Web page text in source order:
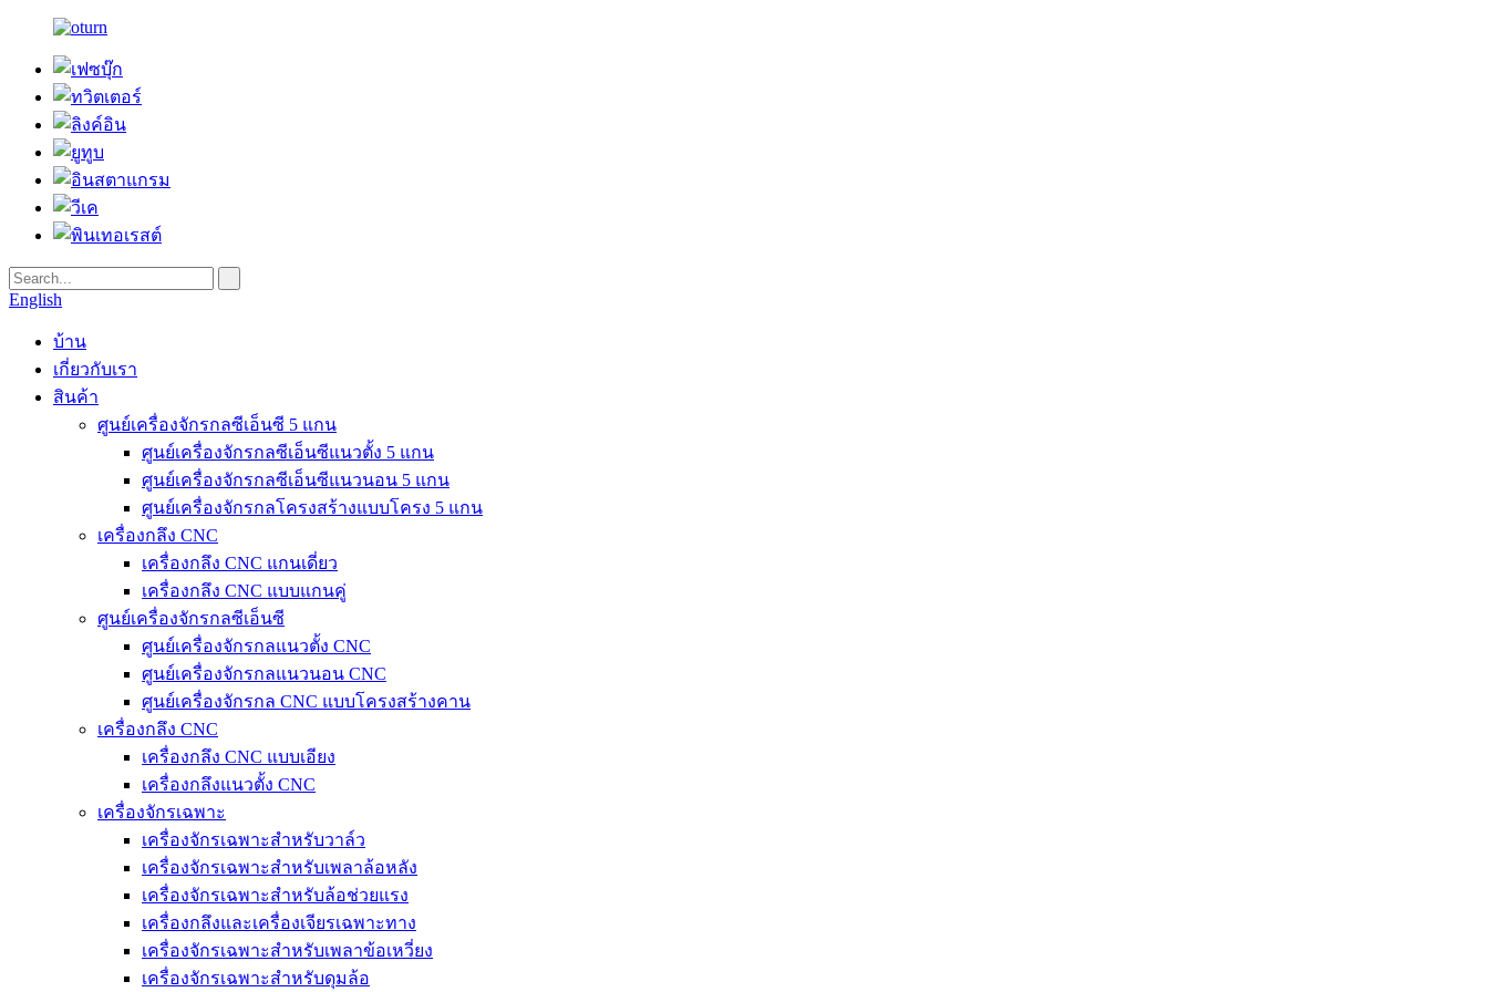
English
บ้าน
เกี่ยวกับเรา
สินค้า
ศูนย์เครื่องจักรกลซีเอ็นซี 5 แกน
ศูนย์เครื่องจักรกลซีเอ็นซีแนวตั้ง 5 แกน
ศูนย์เครื่องจักรกลซีเอ็นซีแนวนอน 5 แกน
ศูนย์เครื่องจักรกลโครงสร้างแบบโครง 5 แกน
เครื่องกลึง CNC
เครื่องกลึง CNC แกนเดี่ยว
เครื่องกลึง CNC แบบแกนคู่
ศูนย์เครื่องจักรกลซีเอ็นซี
ศูนย์เครื่องจักรกลแนวตั้ง CNC
ศูนย์เครื่องจักรกลแนวนอน CNC
ศูนย์เครื่องจักรกล CNC แบบโครงสร้างคาน
เครื่องกลึง CNC
เครื่องกลึง CNC แบบเอียง
เครื่องกลึงแนวตั้ง CNC
เครื่องจักรเฉพาะ
เครื่องจักรเฉพาะสำหรับวาล์ว
เครื่องจักรเฉพาะสำหรับเพลาล้อหลัง
เครื่องจักรเฉพาะสำหรับล้อช่วยแรง
เครื่องกลึงและเครื่องเจียรเฉพาะทาง
เครื่องจักรเฉพาะสำหรับเพลาข้อเหวี่ยง
เครื่องจักรเฉพาะสำหรับดุมล้อ